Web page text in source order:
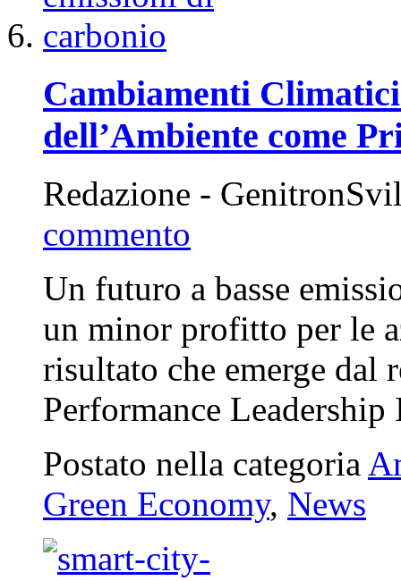
Cambiamenti
dell’Ambiente come
Redazione -
commento
Un futuro a basse
un minor profitto per le
risultato che emerge dal
Performance
Postato nella categoria
Green Economy, News